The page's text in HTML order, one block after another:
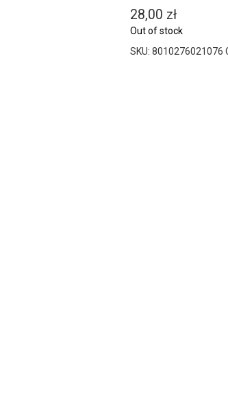
28,00 zł
Out of stock
SKU: 8010276021076